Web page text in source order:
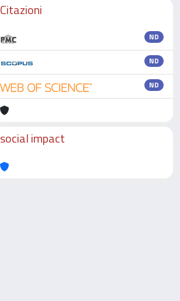
Citazioni
ND
ND
ND
social impact